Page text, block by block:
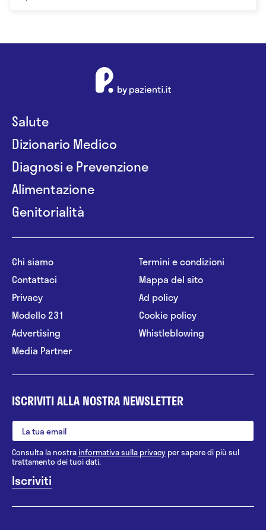
Salute
Dizionario Medico
Diagnosi e Prevenzione
Alimentazione
Genitorialità
Chi siamo
Contattaci
Privacy
Modello 231
Advertising
Media Partner
Termini e condizioni
Mappa del sito
Ad policy
Cookie policy
Whistleblowing
ISCRIVITI ALLA NOSTRA NEWSLETTER
Consulta la nostrainformativa sulla privacy per sapere di più sul
trattamento dei tuoi dati.